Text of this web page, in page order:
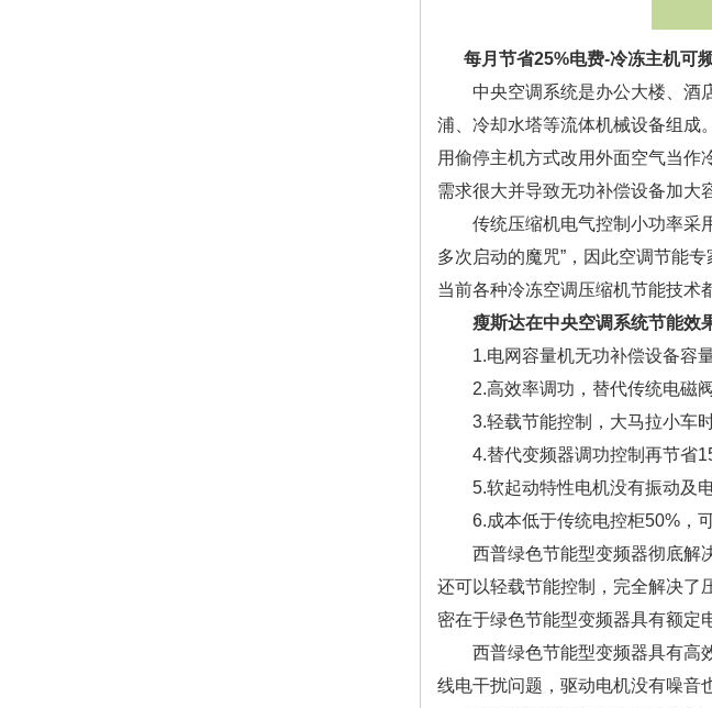
每月节省25%电费-冷冻主机可
中央空调系统是办公大楼、酒店
浦、冷却水塔等流体机械设备组成
用偷停主机方式改用外面空气当作
需求很大并导致无功补偿设备加大
传统压缩机电气控制小功率采用
多次启动的魔咒”，因此空调节能
当前各种冷冻空调压缩机节能技术
瘦斯达在中央空调系统节能效
1.电网容量机无功补偿设备容量
2.高效率调功，替代传统电磁阀
3.轻载节能控制，大马拉小车时
4.替代变频器调功控制再节省
5.软起动特性电机没有振动及电
6.成本低于传统电控柜50%，可
西普绿色节能型变频器彻底解决
还可以轻载节能控制，完全解决了
密在于绿色节能型变频器具有额定
西普绿色节能型变频器具有高效
线电干扰问题，驱动电机没有噪音